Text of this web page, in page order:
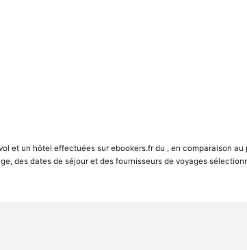
et un hôtel effectuées sur ebookers.fr du , en comparaison
des dates de séjour et des fournisseurs de voyages